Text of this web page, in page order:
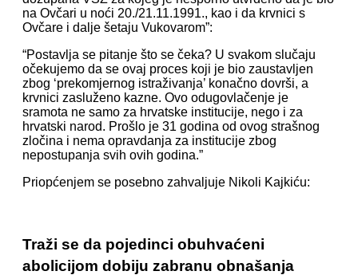
na Ovčari u noći 20./21.11.1991., kao i da krvnici s
Ovčare i dalje šetaju Vukovarom”:
“Postavlja se pitanje što se čeka? U svakom slučaju
očekujemo da se ovaj proces koji je bio zaustavljen
zbog ‘prekomjernog istraživanja’ konačno dovrši, a
krvnici zasluženo kazne. Ovo odugovlačenje je
sramota ne samo za hrvatske institucije, nego i za
hrvatski narod. Prošlo je 31 godina od ovog strašnog
zločina i nema opravdanja za institucije zbog
nepostupanja svih ovih godina.”
Priopćenjem se posebno zahvaljuje Nikoli Kajkiću:
Traži se da pojedinci obuhvaćeni
abolicijom dobiju zabranu obnašanja